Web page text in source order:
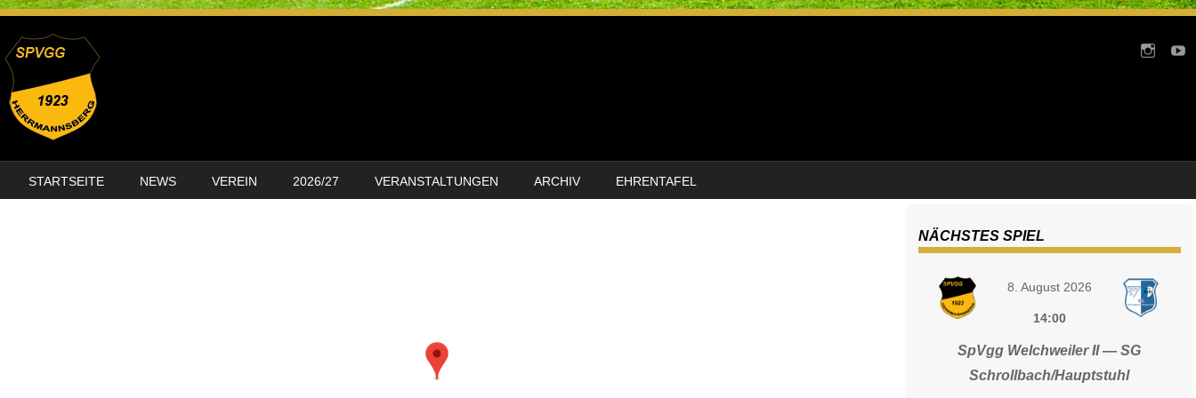
MENU
STARTSEITE NEWS VEREIN 2026/27 VERANSTALTUNGEN ARCHIV EHRENTAFEL
NÄCHSTES SPIEL
8. August 2026
14:00
SpVgg Welchweiler II — SG
Schrollbach/Hauptstuhl